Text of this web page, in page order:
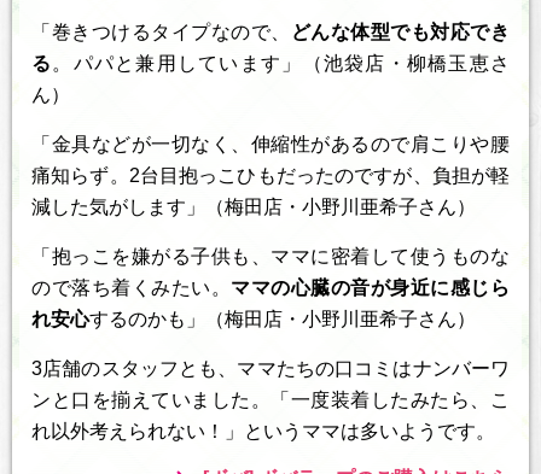
「巻きつけるタイプなので、
どんな体型でも対応でき
る 。パパと兼用しています」（池袋店・柳橋玉恵さ
ん）
「金具などが一切なく、伸縮性があるので肩こりや腰
痛知らず。2台目抱っこひもだったのですが、負担が軽
減した気がします」（梅田店・小野川亜希子さん）
「抱っこを嫌がる子供も、ママに密着して使うものな
ので落ち着くみたい。 ママの心臓の音が身近に感じら
れ安心するのかも」（梅田店・小野川亜希子さん）
3店舗のスタッフとも、ママたちの口コミはナンバーワ
ンと口を揃えていました。「一度装着したみたら、こ
れ以外考えられない！」というママは多いようです。